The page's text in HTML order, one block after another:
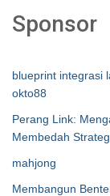
Sponsor
blueprint integrasi
okto88
Perang Link:
Membedah
mahjong
Membangun